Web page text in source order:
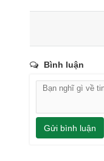
Bình luận
Gửi bình luận